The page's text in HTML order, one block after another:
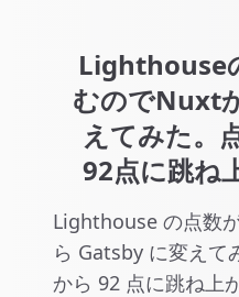
Lighthouse
むのでNuxt
えてみた。
92点に跳ね
Lighthouse の点数
ら Gatsby に変えて
から 92 点に跳ね上